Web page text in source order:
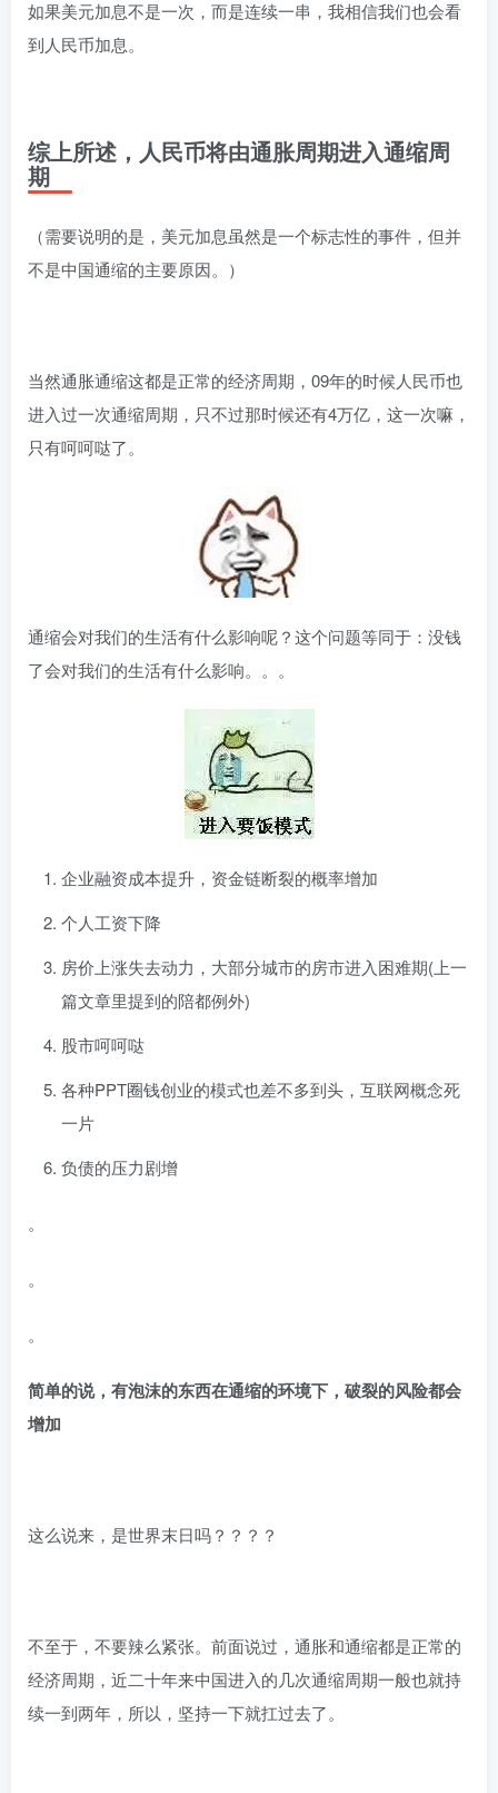
如果美元加息不是一次，而是连续一串，我相信我们也会看
到人民币加息。
综上所述，人民币将由通胀周期进入通缩周
期
（需要说明的是，美元加息虽然是一个标志性的事件，但并
不是中国通缩的主要原因。）
当然通胀通缩这都是正常的经济周期，09年的时候人民币也
进入过一次通缩周期，只不过那时候还有4万亿，这一次嘛，
只有呵呵哒了。
通缩会对我们的生活有什么影响呢？这个问题等同于：没钱
了会对我们的生活有什么影响。。。
企业融资成本提升，资金链断裂的概率增加
个人工资下降
房价上涨失去动力，大部分城市的房市进入困难期(上一
篇文章里提到的陪都例外)
股市呵呵哒
各种PPT圈钱创业的模式也差不多到头，互联网概念死
一片
负债的压力剧增
。
。
。
简单的说，有泡沫的东西在通缩的环境下，破裂的风险都会
增加
这么说来，是世界末日吗？？？？
不至于，不要辣么紧张。前面说过，通胀和通缩都是正常的
经济周期，近二十年来中国进入的几次通缩周期一般也就持
续一到两年，所以，坚持一下就扛过去了。